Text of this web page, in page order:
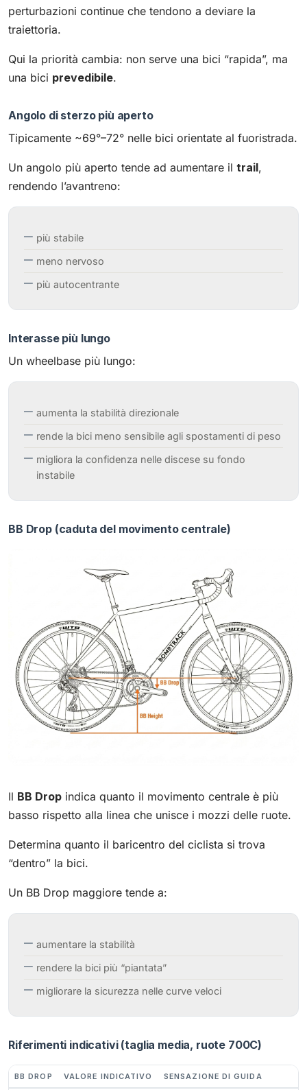
perturbazioni continue che tendono a deviare la
traiettoria.
Qui la priorità cambia: non serve una bici “rapida”, ma
una bici prevedibile.
Angolo di sterzo più aperto
Tipicamente ~69°–72° nelle bici orientate al fuoristrada.
Un angolo più aperto tende ad aumentare il trail,
rendendo l’avantreno:
più stabile
meno nervoso
più autocentrante
Interasse più lungo
Un wheelbase più lungo:
aumenta la stabilità direzionale
rende la bici meno sensibile agli spostamenti di peso
migliora la confidenza nelle discese su fondo
instabile
BB Drop (caduta del movimento centrale)
Il BB Drop indica quanto il movimento centrale è più
basso rispetto alla linea che unisce i mozzi delle ruote.
Determina quanto il baricentro del ciclista si trova
“dentro” la bici.
Un BB Drop maggiore tende a:
aumentare la stabilità
rendere la bici più “piantata”
migliorare la sicurezza nelle curve veloci
Riferimenti indicativi (taglia media, ruote 700C)
BB DROP VALORE INDICATIVO SENSAZIONE DI GUIDA